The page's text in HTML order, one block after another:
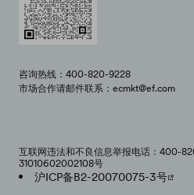
咨询热线：400-820-9228
市场合作请邮件联系：ecmkt@ef.com
互联网违法和不良信息举报电话：400-
31010602002108号
沪ICP备B2-20070075-3号